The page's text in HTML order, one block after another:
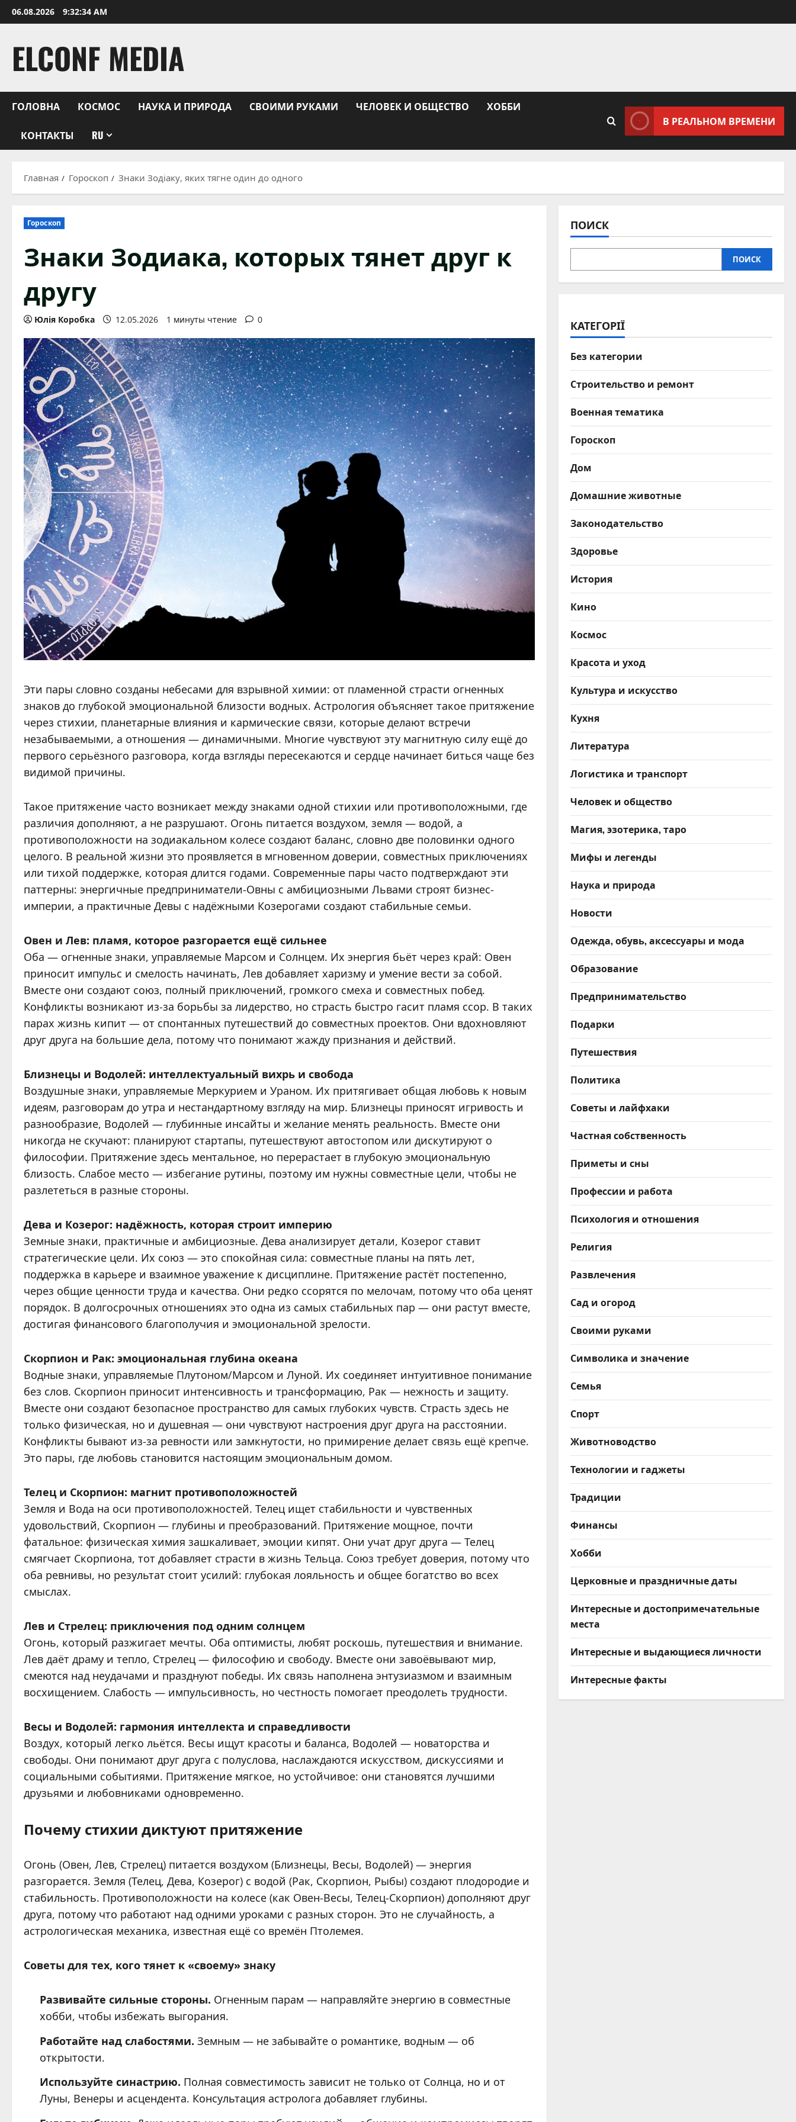
Перейти
к
06.08.2026 9:32:35 AM
ELCONF MEDIA
ГОЛОВНА КОСМОС НАУКА И ПРИРОДА СВОИМИ РУКАМИ ЧЕЛОВЕК И ОБЩЕСТВО ХОББИ
КОНТАКТЫ RU
В РЕАЛЬНОМ ВРЕМЕНИ
Главная Гороскоп Знаки Зодіаку, яких тягне один до одного
Гороскоп
Знаки Зодиака, которых тянет друг к
другу
Юлія Коробка 12.05.2026 1 минуты чтение 0
Эти пары словно созданы небесами для взрывной химии: от пламенной страсти огненных
знаков до глубокой эмоциональной близости водных. Астрология объясняет такое притяжение
через стихии, планетарные влияния и кармические связи, которые делают встречи
незабываемыми, а отношения — динамичными. Многие чувствуют эту магнитную силу ещё до
первого серьёзного разговора, когда взгляды пересекаются и сердце начинает биться чаще без
видимой причины.
Такое притяжение часто возникает между знаками одной стихии или противоположными, где
различия дополняют, а не разрушают. Огонь питается воздухом, земля — водой, а
противоположности на зодиакальном колесе создают баланс, словно две половинки одного
целого. В реальной жизни это проявляется в мгновенном доверии, совместных приключениях
или тихой поддержке, которая длится годами. Современные пары часто подтверждают эти
паттерны: энергичные предприниматели-Овны с амбициозными Львами строят бизнес-
империи, а практичные Девы с надёжными Козерогами создают стабильные семьи.
Овен и Лев: пламя, которое разгорается ещё сильнее
Оба — огненные знаки, управляемые Марсом и Солнцем. Их энергия бьёт через край: Овен
приносит импульс и смелость начинать, Лев добавляет харизму и умение вести за собой.
Вместе они создают союз, полный приключений, громкого смеха и совместных побед.
Конфликты возникают из-за борьбы за лидерство, но страсть быстро гасит пламя ссор. В таких
парах жизнь кипит — от спонтанных путешествий до совместных проектов. Они вдохновляют
друг друга на большие дела, потому что понимают жажду признания и действий.
Близнецы и Водолей: интеллектуальный вихрь и свобода
Воздушные знаки, управляемые Меркурием и Ураном. Их притягивает общая любовь к новым
идеям, разговорам до утра и нестандартному взгляду на мир. Близнецы приносят игривость и
разнообразие, Водолей — глубинные инсайты и желание менять реальность. Вместе они
никогда не скучают: планируют стартапы, путешествуют автостопом или дискутируют о
философии. Притяжение здесь ментальное, но перерастает в глубокую эмоциональную
близость. Слабое место — избегание рутины, поэтому им нужны совместные цели, чтобы не
разлететься в разные стороны.
Дева и Козерог: надёжность, которая строит империю
Земные знаки, практичные и амбициозные. Дева анализирует детали, Козерог ставит
стратегические цели. Их союз — это спокойная сила: совместные планы на пять лет,
поддержка в карьере и взаимное уважение к дисциплине. Притяжение растёт постепенно,
через общие ценности труда и качества. Они редко ссорятся по мелочам, потому что оба ценят
порядок. В долгосрочных отношениях это одна из самых стабильных пар — они растут вместе,
достигая финансового благополучия и эмоциональной зрелости.
Скорпион и Рак: эмоциональная глубина океана
Водные знаки, управляемые Плутоном/Марсом и Луной. Их соединяет интуитивное понимание
без слов. Скорпион приносит интенсивность и трансформацию, Рак — нежность и защиту.
Вместе они создают безопасное пространство для самых глубоких чувств. Страсть здесь не
только физическая, но и душевная — они чувствуют настроения друг друга на расстоянии.
Конфликты бывают из-за ревности или замкнутости, но примирение делает связь ещё крепче.
Это пары, где любовь становится настоящим эмоциональным домом.
Телец и Скорпион: магнит противоположностей
Земля и Вода на оси противоположностей. Телец ищет стабильности и чувственных
удовольствий, Скорпион — глубины и преобразований. Притяжение мощное, почти
фатальное: физическая химия зашкаливает, эмоции кипят. Они учат друг друга — Телец
смягчает Скорпиона, тот добавляет страсти в жизнь Тельца. Союз требует доверия, потому что
оба ревнивы, но результат стоит усилий: глубокая лояльность и общее богатство во всех
смыслах.
Лев и Стрелец: приключения под одним солнцем
Огонь, который разжигает мечты. Оба оптимисты, любят роскошь, путешествия и внимание.
Лев даёт драму и тепло, Стрелец — философию и свободу. Вместе они завоёвывают мир,
смеются над неудачами и празднуют победы. Их связь наполнена энтузиазмом и взаимным
восхищением. Слабость — импульсивность, но честность помогает преодолеть трудности.
Весы и Водолей: гармония интеллекта и справедливости
Воздух, который легко льётся. Весы ищут красоты и баланса, Водолей — новаторства и
свободы. Они понимают друг друга с полуслова, наслаждаются искусством, дискуссиями и
социальными событиями. Притяжение мягкое, но устойчивое: они становятся лучшими
друзьями и любовниками одновременно.
Почему стихии диктуют притяжение
Огонь (Овен, Лев, Стрелец) питается воздухом (Близнецы, Весы, Водолей) — энергия
разгорается. Земля (Телец, Дева, Козерог) с водой (Рак, Скорпион, Рыбы) создают плодородие и
стабильность. Противоположности на колесе (как Овен-Весы, Телец-Скорпион) дополняют друг
друга, потому что работают над одними уроками с разных сторон. Это не случайность, а
астрологическая механика, известная ещё со времён Птолемея.
Советы для тех, кого тянет к «своему» знаку
Развивайте сильные стороны. Огненным парам — направляйте энергию в совместные
хобби, чтобы избежать выгорания.
Работайте над слабостями. Земным — не забывайте о романтике, водным — об
открытости.
Используйте синастрию. Полная совместимость зависит не только от Солнца, но и от
Луны, Венеры и асцендента. Консультация астролога добавляет глубины.
ПОИСК
ПОИСК
КАТЕГОРІЇ
Без категории
Строительство и ремонт
Военная тематика
Гороскоп
Дом
Домашние животные
Законодательство
Здоровье
История
Кино
Космос
Красота и уход
Культура и искусство
Кухня
Литература
Логистика и транспорт
Человек и общество
Магия, эзотерика, таро
Мифы и легенды
Наука и природа
Новости
Одежда, обувь, аксессуары и мода
Образование
Предпринимательство
Подарки
Путешествия
Политика
Советы и лайфхаки
Частная собственность
Приметы и сны
Профессии и работа
Психология и отношения
Религия
Развлечения
Сад и огород
Своими руками
Символика и значение
Семья
Спорт
Животноводство
Технологии и гаджеты
Традиции
Финансы
Хобби
Церковные и праздничные даты
Интересные и достопримечательные
места
Интересные и выдающиеся личности
Интересные факты